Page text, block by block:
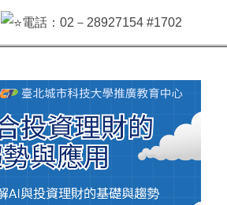
電話：02－28927154 #1702